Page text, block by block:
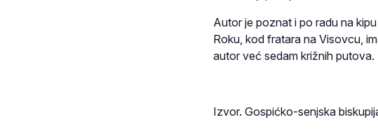
Autor je poznat i po radu na
Roku, kod fratara na Visovcu,
autor već sedam križnih
Izvor. Gospićko-senjska